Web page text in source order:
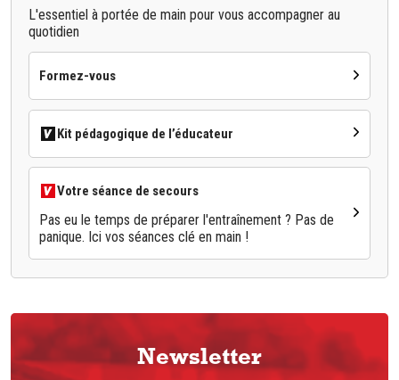
L'essentiel à portée de main pour vous accompagner au
quotidien
Formez-vous
Kit pédagogique de l’éducateur
Votre séance de secours
Pas eu le temps de préparer l'entraînement ? Pas de
panique. Ici vos séances clé en main !
Newsletter